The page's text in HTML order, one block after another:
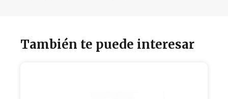
También te puede interesar